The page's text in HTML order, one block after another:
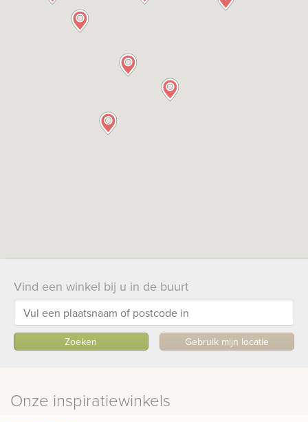
Vind een winkel bij u in de buurt
Zoeken Gebruik mijn locatie
Onze inspiratiewinkels